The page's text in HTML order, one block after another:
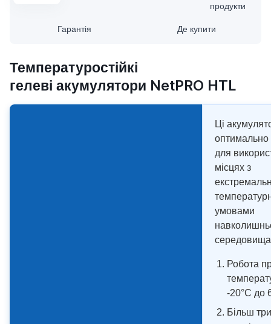
продукти
Гарантія Де купити
Температуростійкі
гелеві акумулятори NetPRO HTL
Ці
оптимально
для
місцях з
умовами
Робота
-20°C до
Більш